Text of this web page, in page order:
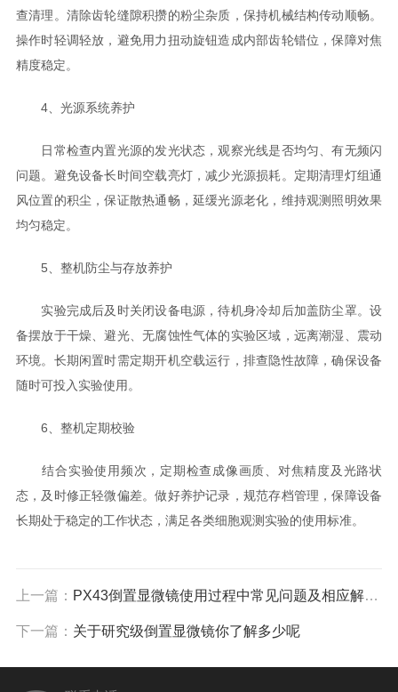
查清理。清除齿轮缝隙积攒的粉尘杂质，保持机械结构传动顺畅。
操作时轻调轻放，避免用力扭动旋钮造成内部齿轮错位，保障对焦
精度稳定。
4、光源系统养护
日常检查内置光源的发光状态，观察光线是否均匀、有无频闪
问题。避免设备长时间空载亮灯，减少光源损耗。定期清理灯组通
风位置的积尘，保证散热通畅，延缓光源老化，维持观测照明效果
均匀稳定。
5、整机防尘与存放养护
实验完成后及时关闭设备电源，待机身冷却后加盖防尘罩。设
备摆放于干燥、避光、无腐蚀性气体的实验区域，远离潮湿、震动
环境。长期闲置时需定期开机空载运行，排查隐性故障，确保设备
随时可投入实验使用。
6、整机定期校验
结合实验使用频次，定期检查成像画质、对焦精度及光路状
态，及时修正轻微偏差。做好养护记录，规范存档管理，保障设备
长期处于稳定的工作状态，满足各类细胞观测实验的使用标准。
上一篇： PX43倒置显微镜使用过程中常见问题及相应解决方法全分享
下一篇： 关于研究级倒置显微镜你了解多少呢